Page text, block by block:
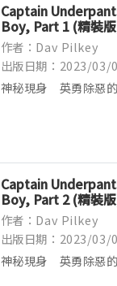
Captain
Boy, Part 1 (精裝
作者：Dav Pilkey
出版日期：2023/03/
神秘現身 英勇除惡
Captain
Boy, Part 2 (精裝
作者：Dav Pilkey
出版日期：2023/03/
神秘現身 英勇除惡